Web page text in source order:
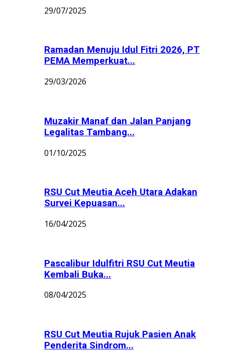
29/07/2025
Ramadan Menuju Idul Fitri 2026, PT
PEMA Memperkuat...
29/03/2026
Muzakir Manaf dan Jalan Panjang
Legalitas Tambang...
01/10/2025
RSU Cut Meutia Aceh Utara Adakan
Survei Kepuasan...
16/04/2025
Pascalibur Idulfitri RSU Cut Meutia
Kembali Buka...
08/04/2025
RSU Cut Meutia Rujuk Pasien Anak
Penderita Sindrom...